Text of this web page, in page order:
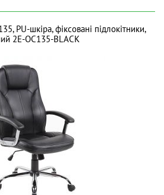
PU-шкіра, фіксовані підлокітники,
2E-OC135-BLACK